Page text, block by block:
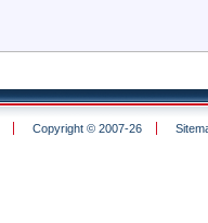
Copyright © 2007-26